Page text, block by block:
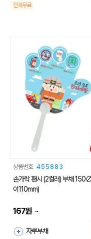
인쇄무료
상품번호 455883
손가락 팬시 (2컬러) 부채
이110mm)
167원 ~
자루부채